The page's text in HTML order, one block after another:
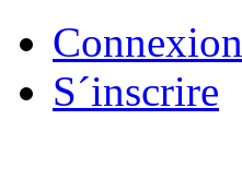
Connexion
S´inscrire